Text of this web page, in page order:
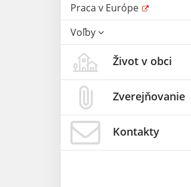
Praca v Európe
Voľby
Život v obci
Zverejňovanie
Kontakty